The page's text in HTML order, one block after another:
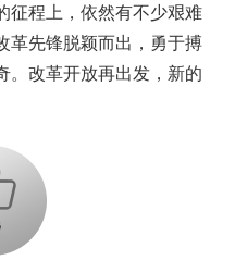
程上，依然有不少艰难
革先锋脱颖而出，勇于搏
。改革开放再出发，新的